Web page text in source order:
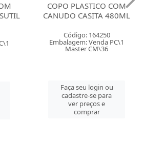
COPO PLASTICO COM
CANUDO CASITA 480ML
Código: 164250
Embalagem: Venda PC\1
Master CM\36
Faça seu login ou
cadastre-se para
ver preços e
comprar